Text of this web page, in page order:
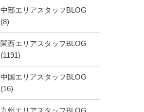
中部エリアスタッフBLOG
(8)
関西エリアスタッフBLOG
(1191)
中国エリアスタッフBLOG
(16)
九州エリアスタッフBLOG